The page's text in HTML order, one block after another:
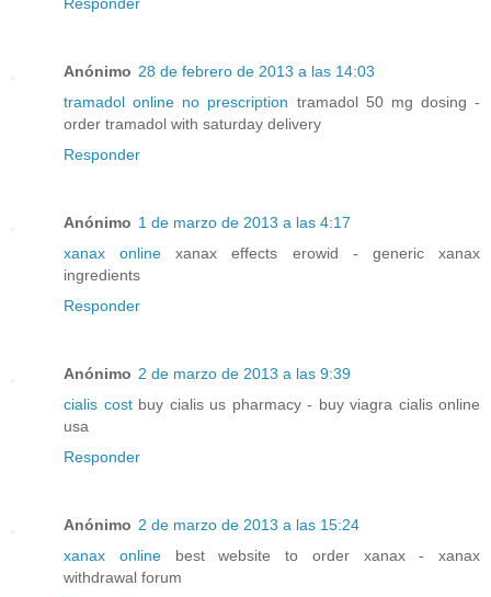
Anónimo 28 de febrero de 2013 a las 14:03
tramadol online no prescription tramadol 50 mg dosing -
order tramadol with saturday delivery
Responder
Anónimo 1 de marzo de 2013 a las 4:17
xanax online xanax effects erowid - generic xanax
ingredients
Responder
Anónimo 2 de marzo de 2013 a las 9:39
cialis costbuy cialis us pharmacy - buy viagra cialis online
usa
Responder
Anónimo 2 de marzo de 2013 a las 15:24
xanax onlinebest website to order xanax - xanax
withdrawal forum